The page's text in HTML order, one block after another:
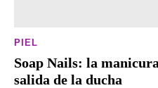
PIEL
Soap Nails: la
salida de la ducha